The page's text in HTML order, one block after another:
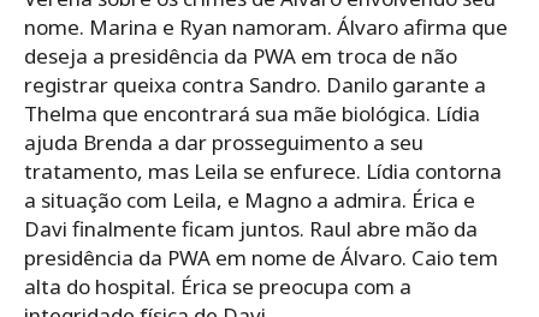
nome. Marina e Ryan namoram. Álvaro afirma que
deseja a presidência da PWA em troca de não
registrar queixa contra Sandro. Danilo garante a
Thelma que encontrará sua mãe biológica. Lídia
ajuda Brenda a dar prosseguimento a seu
tratamento, mas Leila se enfurece. Lídia contorna
a situação com Leila, e Magno a admira. Érica e
Davi finalmente ficam juntos. Raul abre mão da
presidência da PWA em nome de Álvaro. Caio tem
alta do hospital. Érica se preocupa com a